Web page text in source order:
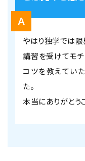
やはり独学では限
講習を受けてモ
コツを教えてい
た。
本当にありがとう